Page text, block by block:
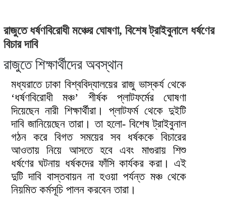
রাজুতে ধর্ষণবিরোধী মঞ্চের ঘোষণা, বিশেষ ট্রাইবুনালে ধর্ষণের
বিচার দাবি
রাজুতে শিক্ষার্থীদের অবস্থান
মধ্যরাতে ঢাকা বিশ্ববিদ্যালয়ের রাজু ভাস্কর্য থেকে
‘ধর্ষণবিরোধী মঞ্চ’ শীর্ষক প্লাটফর্মের ঘোষণা
দিয়েছেন নারী শিক্ষার্থীরা। প্লাটফর্ম থেকে দুইটি
দাবি জানিয়েছেন তারা। তা হলো- বিশেষ ট্রাইবুনাল
গঠন করে বিগত সময়ের সব ধর্ষককে বিচারের
আওতায় নিয়ে আসতে হবে এবং মাগুরায় শিশু
ধর্ষণের ঘটনায় ধর্ষকদের ফাঁসি কার্যকর করা। এই
দুটি দাবি বাস্তবায়ন না হওয়া পর্যন্ত মঞ্চ থেকে
নিয়মিত কর্মসূচি পালন করবেন তারা।